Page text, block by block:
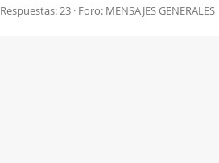
Respuestas: 23 Foro: MENSAJES GENERALES